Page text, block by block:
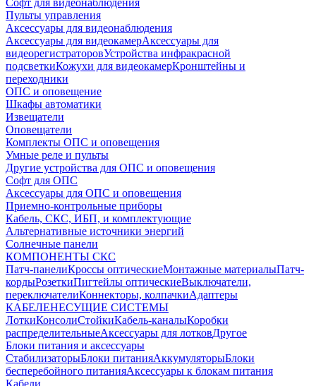
Софт для видеонаблюдения
Пульты управления
Аксессуары для видеонаблюдения
Аксессуары для видеокамерАксессуары для
видеорегистраторовУстройства инфракрасной
подсветкиКожухи для видеокамерКронштейны и
переходники
ОПС и оповещение
Шкафы автоматики
Извещатели
Оповещатели
Комплекты ОПС и оповещения
Умные реле и пульты
Другие устройства для ОПС и оповещения
Софт для ОПС
Аксессуары для ОПС и оповещения
Приемно-контрольные приборы
Кабель, СКС, ИБП, и комплектующие
Альтернативные источники энергий
Солнечные панели
КОМПОНЕНТЫ СКС
Патч-панелиКроссы оптическиеМонтажные материалыПатч-
кордыРозеткиПигтейлы оптическиеВыключатели,
переключателиКоннекторы, колпачкиАдаптеры
КАБЕЛЕНЕСУЩИЕ СИСТЕМЫ
ЛоткиКонсолиСтойкиКабель-каналыКоробки
распределительныеАксессуары для лотковДругое
Блоки питания и аксессуары
СтабилизаторыБлоки питанияАккумуляторыБлоки
бесперебойного питанияАксессуары к блокам питания
Кабели